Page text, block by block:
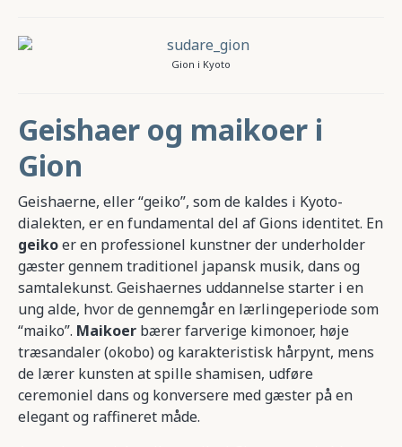
Gion i Kyoto
Geishaer og maikoer i
Gion
Geishaerne, eller “geiko”, som de kaldes i Kyoto-
dialekten, er en fundamental del af Gions identitet. En
geikoer en professionel kunstner der underholder
gæster gennem traditionel japansk musik, dans og
samtalekunst. Geishaernes uddannelse starter i en
ung alde, hvor de gennemgår en lærlingeperiode som
“maiko”. Maikoer bærer farverige kimonoer, høje
træsandaler (okobo) og karakteristisk hårpynt, mens
de lærer kunsten at spille shamisen, udføre
ceremoniel dans og konversere med gæster på en
elegant og raffineret måde.